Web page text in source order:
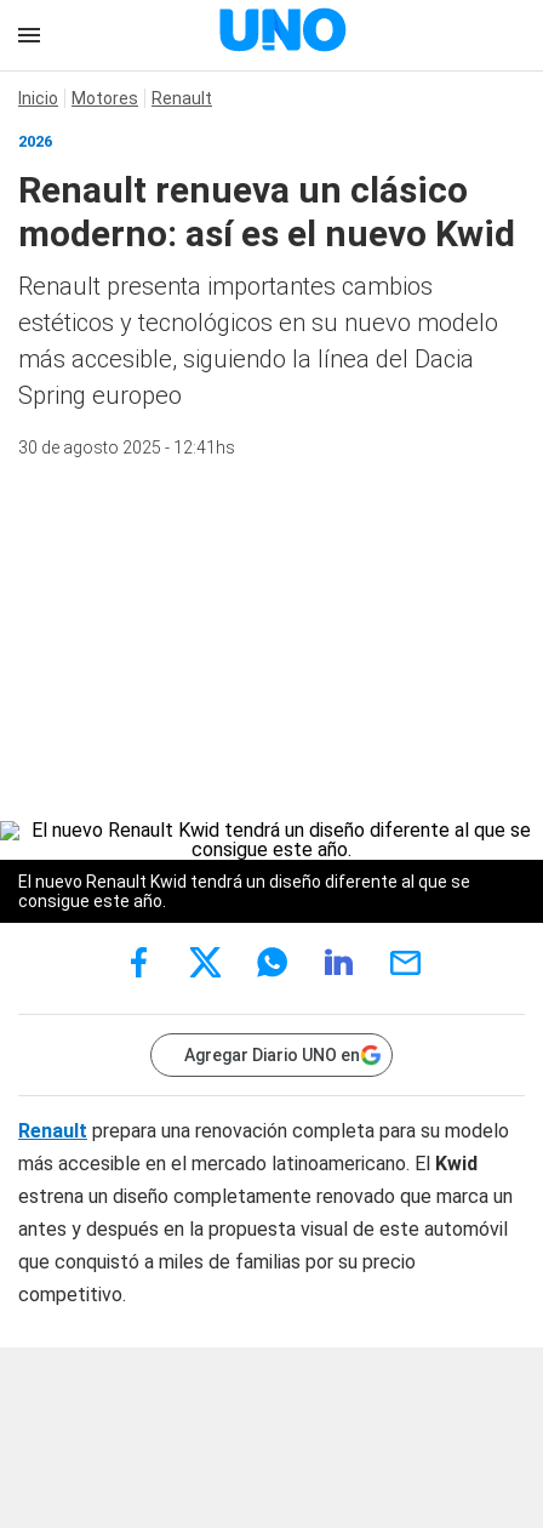
Inicio Motores Renault
2026
Renault renueva un clásico
moderno: así es el nuevo Kwid
Renault presenta importantes cambios
estéticos y tecnológicos en su nuevo modelo
más accesible, siguiendo la línea del Dacia
Spring europeo
30 de agosto 2025 - 12:41hs
El nuevo Renault Kwid tendrá un diseño diferente al que se
consigue este año.
Agregar Diario UNO en
Renault prepara una renovación completa para su modelo
más accesible en el mercado latinoamericano. El Kwid
estrena un diseño completamente renovado que marca un
antes y después en la propuesta visual de este automóvil
que conquistó a miles de familias por su precio
competitivo.